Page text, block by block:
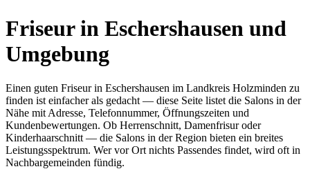
Friseur in Eschershausen und
Umgebung
Einen guten Friseur in Eschershausen im Landkreis Holzminden zu
finden ist einfacher als gedacht — diese Seite listet die Salons in der
Nähe mit Adresse, Telefonnummer, Öffnungszeiten und
Kundenbewertungen. Ob Herrenschnitt, Damenfrisur oder
Kinderhaarschnitt — die Salons in der Region bieten ein breites
Leistungsspektrum. Wer vor Ort nichts Passendes findet, wird oft in
Nachbargemeinden fündig.